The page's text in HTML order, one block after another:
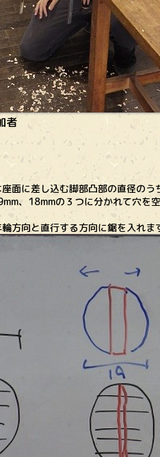
者
面に差し込む脚部凸部の直径のう
、18mmの３つに分かれて穴を
方向と直行する方向に鋸を入れま